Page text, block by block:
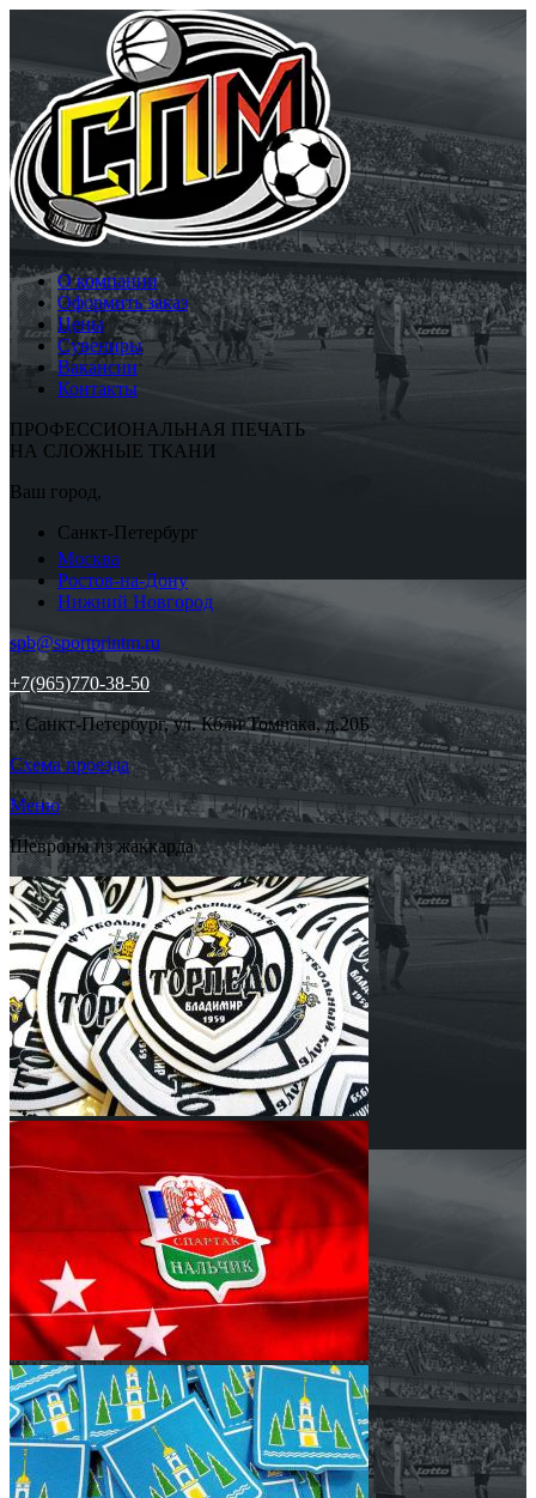
О компании
Оформить заказ
Цены
Сувениры
Вакансии
Контакты
ПРОФЕССИОНАЛЬНАЯ ПЕЧАТЬ
НА СЛОЖНЫЕ ТКАНИ
Ваш город,
Санкт-Петербург
Москва
Ростов-на-Дону
Нижний Новгород
spb@sportprintm.ru
+7(965)770-38-50
г. Санкт-Петербург, ул. Коли Томчака, д.20Б
Схема проезда
Меню
Шевроны из жаккарда